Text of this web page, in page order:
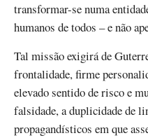
transformar-se numa
humanos de todos – e não
Tal missão exigirá de
frontalidade, firme
elevado sentido de risco e
falsidade, a duplicidade de
propagandísticos em que